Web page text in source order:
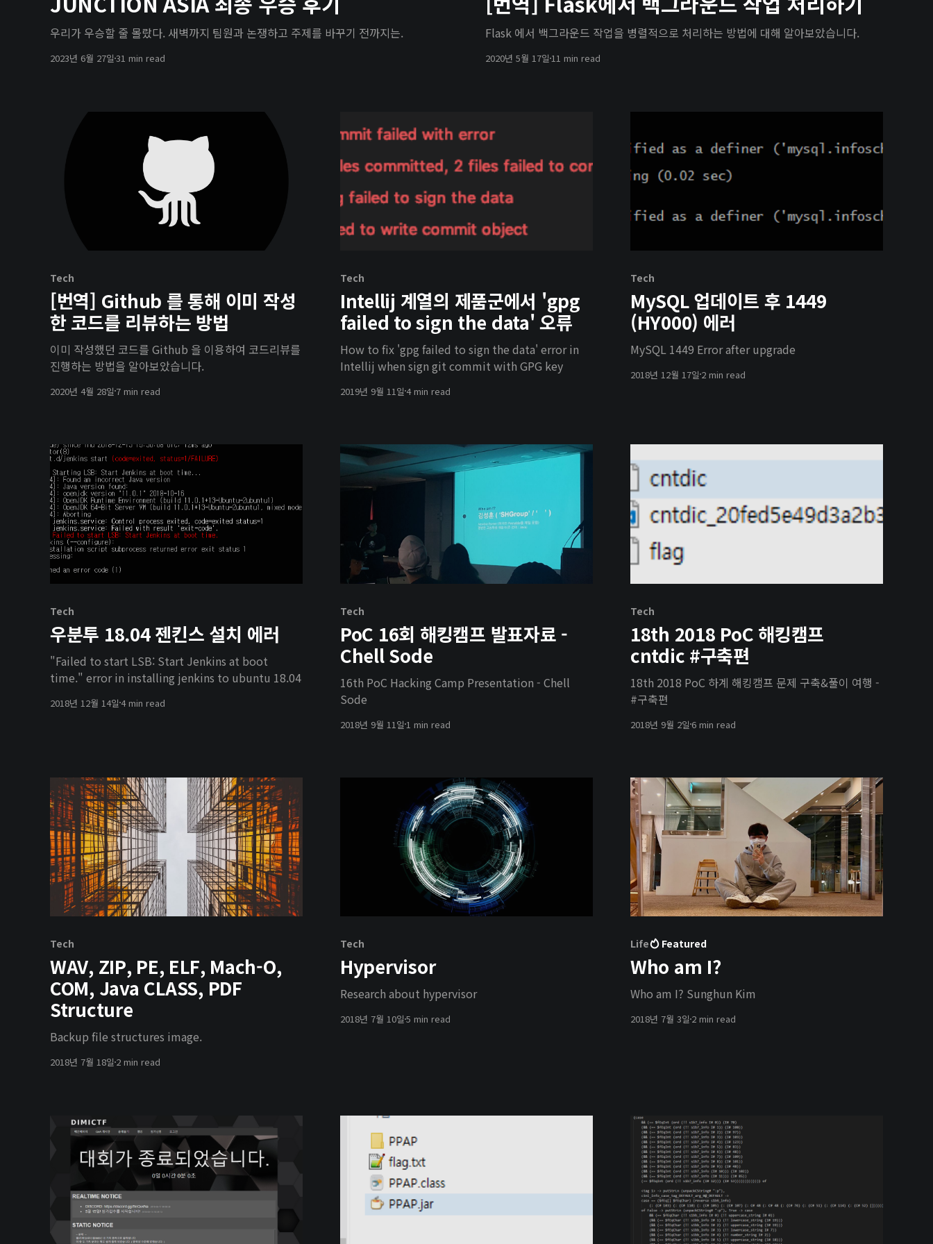
우리가 우승할 줄 몰랐다. 새벽까지 팀원과 논쟁하고 주제를 바꾸기 전까지는.
2023년 6월 27일 31 min read
Flask 에서 백그라운드 작업을 병렬적으로 처리하는 방법에 대해 알아보았습니다.
2020년 5월 17일 11 min read
Tech
[번역] Github 를 통해 이미 작성
한 코드를 리뷰하는 방법
이미 작성했던 코드를 Github 을 이용하여 코드리뷰를
진행하는 방법을 알아보았습니다.
2020년 4월 28일 7 min read
Tech
Intellij 계열의 제품군에서 'gpg
failed to sign the data' 오류
How to fix 'gpg failed to sign the data' error in
Intellij when sign git commit with GPG key
2019년 9월 11일 4 min read
Tech
MySQL 업데이트 후 1449
(HY000) 에러
MySQL 1449 Error after upgrade
2018년 12월 17일 2 min read
Tech
우분투 18.04 젠킨스 설치 에러
"Failed to start LSB: Start Jenkins at boot
time." error in installing jenkins to ubuntu 18.04
2018년 12월 14일 4 min read
Tech
PoC 16회 해킹캠프 발표자료 -
Chell Sode
16th PoC Hacking Camp Presentation - Chell
Sode
2018년 9월 11일 1 min read
Tech
18th 2018 PoC 해킹캠프
cntdic #구축편
18th 2018 PoC 하계 해킹캠프 문제 구축&풀이 여행 -
#구축편
2018년 9월 2일 6 min read
Tech
WAV, ZIP, PE, ELF, Mach-O,
COM, Java CLASS, PDF
Structure
Backup file structures image.
2018년 7월 18일 2 min read
Tech
Hypervisor
Research about hypervisor
2018년 7월 10일 5 min read
Life Featured
Who am I?
Who am I? Sunghun Kim
2018년 7월 3일 2 min read